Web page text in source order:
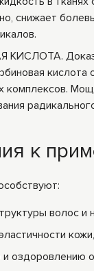
снижает
комплексов.
к
волос и
оздоровлению